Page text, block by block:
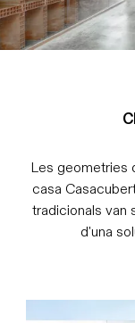
Les geometries
casa
tradicionals van
d'una